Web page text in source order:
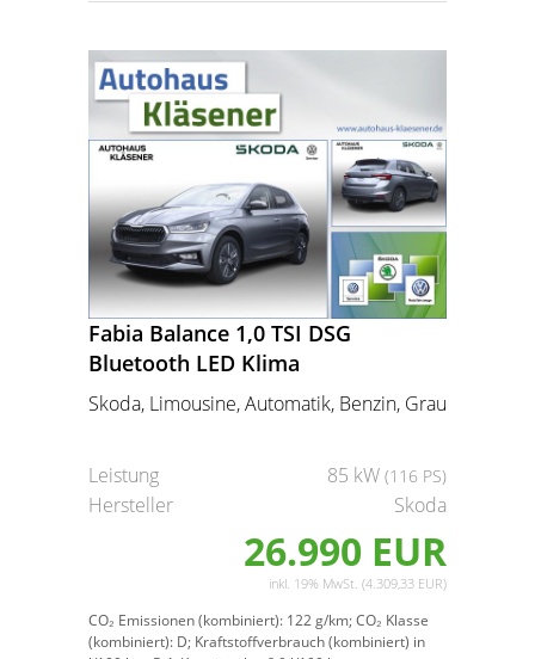
Fabia Balance 1,0 TSI DSG
Bluetooth LED Klima
Skoda, Limousine, Automatik, Benzin, Grau
Leistung 85 kW (116 PS)
Hersteller Skoda
26.990 EUR
inkl. 19% MwSt. (4.309,33 EUR)
CO₂ Emissionen (kombiniert): 122 g/km;CO₂ Klasse
(kombiniert): D; Kraftstoffverbrauch (kombiniert) in